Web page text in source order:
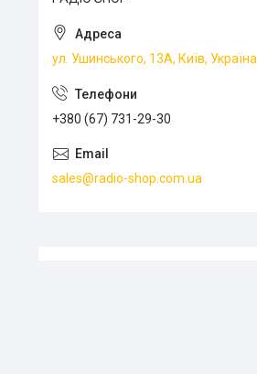
ул. Ушинського, 13А, Київ, Україна
+380 (67) 731-29-30
sales@radio-shop.com.ua